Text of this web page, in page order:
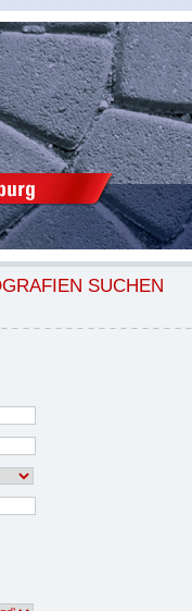
SUCHEN